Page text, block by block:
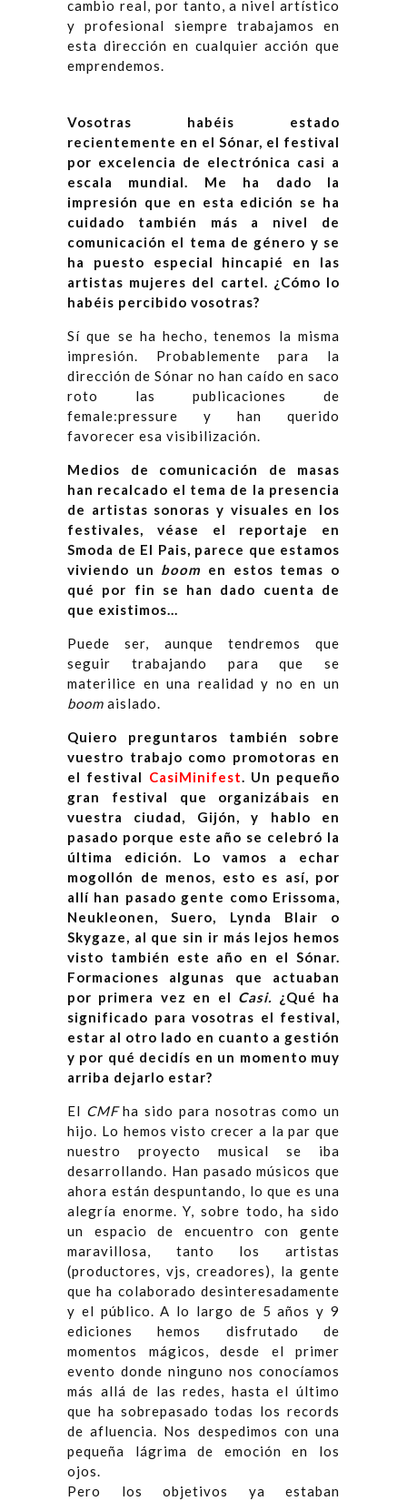
cambio real, por tanto, a nivel artístico
y profesional siempre trabajamos en
esta dirección en cualquier acción que
emprendemos.
Vosotras habéis estado
recientemente en el Sónar, el festival
por excelencia de electrónica casi a
escala mundial. Me ha dado la
impresión que en esta edición se ha
cuidado también más a nivel de
comunicación el tema de género y se
ha puesto especial hincapié en las
artistas mujeres del cartel. ¿Cómo lo
habéis percibido vosotras?
Sí que se ha hecho, tenemos la misma
impresión. Probablemente para la
dirección de Sónar no han caído en saco
roto las publicaciones de
female:pressure y han querido
favorecer esa visibilización.
Medios de comunicación de masas
han recalcado el tema de la presencia
de artistas sonoras y visuales en los
festivales, véase el reportaje en
Smoda de El Pais, parece que estamos
viviendo un boom en estos temas o
qué por fin se han dado cuenta de
que existimos…
Puede ser, aunque tendremos que
seguir trabajando para que se
materilice en una realidad y no en un
boom aislado.
Quiero preguntaros también sobre
vuestro trabajo como promotoras en
el festival CasiMinifest. Un pequeño
gran festival que organizábais en
vuestra ciudad, Gijón, y hablo en
pasado porque este año se celebró la
última edición. Lo vamos a echar
mogollón de menos, esto es así, por
allí han pasado gente como Erissoma,
Neukleonen, Suero, Lynda Blair o
Skygaze, al que sin ir más lejos hemos
visto también este año en el Sónar.
Formaciones algunas que actuaban
por primera vez en el Casi. ¿Qué ha
significado para vosotras el festival,
estar al otro lado en cuanto a gestión
y por qué decidís en un momento muy
arriba dejarlo estar?
El CMFha sido para nosotras como un
hijo. Lo hemos visto crecer a la par que
nuestro proyecto musical se iba
desarrollando. Han pasado músicos que
ahora están despuntando, lo que es una
alegría enorme. Y, sobre todo, ha sido
un espacio de encuentro con gente
maravillosa, tanto los artistas
(productores, vjs, creadores), la gente
que ha colaborado desinteresadamente
y el público. A lo largo de 5 años y 9
ediciones hemos disfrutado de
momentos mágicos, desde el primer
evento donde ninguno nos conocíamos
más allá de las redes, hasta el último
que ha sobrepasado todas los records
de afluencia. Nos despedimos con una
pequeña lágrima de emoción en los
ojos.
Pero los objetivos ya estaban